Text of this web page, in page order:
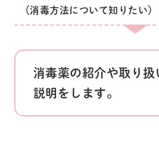
（消毒方法について知りたい）
消毒薬の紹介や取り扱
説明をします。